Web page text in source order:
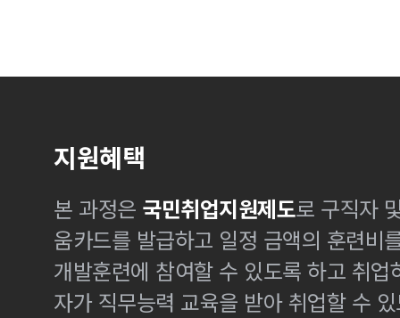
지원혜택
본 과정은 국민취업지원제도로 구직자
움카드를 발급하고 일정 금액의 훈련비
개발훈련에 참여할 수 있도록 하고 취
자가 직무능력 교육을 받아 취업할 수